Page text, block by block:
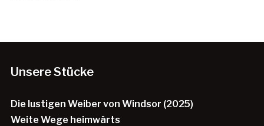
Unsere Stücke
Die lustigen Weiber von Windsor (2025)
Weite Wege heimwärts